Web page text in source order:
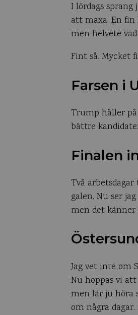
I lördags
att maxa. En fin
men helvete
Fint så. Mycket
Farsen i
Trump håller
bättre
Finalen
Två
galen. Nu ser
men det
Jag vet inte om
Nu hoppas vi
men lär ju höra
om några dagar.